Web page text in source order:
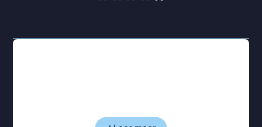
De gepensioneerde lerares Nancy heeft haar hele
charmeur die haar zowel op haar gemak stelt als